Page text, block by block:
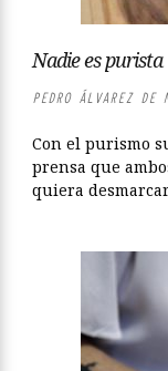
Nadie es purista
PEDRO ÁLVAREZ DE
Con el purismo
prensa que
quiera